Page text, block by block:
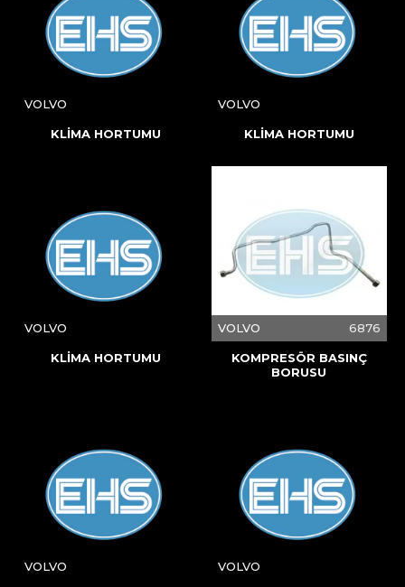
VOLVO
KLİMA HORTUMU
VOLVO
KLİMA HORTUMU
VOLVO
KLİMA HORTUMU
VOLVO 6876
KOMPRESÖR BASINÇ
BORUSU
VOLVO VOLVO